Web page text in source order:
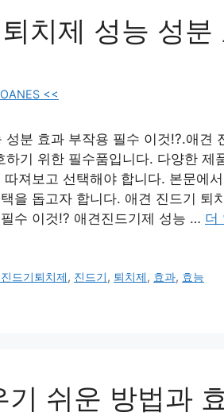
치제 성능 성
<<
성분 효과 부작용 필수 이것!?.애견
하기 위한 필수품입니다. 다양한 제
져보고 선택해야 합니다. 본문에
을 돕고자 합니다. 애견 진드기 퇴
수 이것!? 애견진드기제 성능 … 더
드기퇴치제, 진드기, 퇴치제, 효과, 효능
기 쉬운 방법과